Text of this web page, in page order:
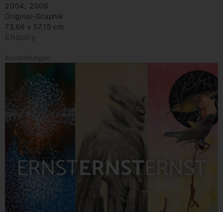
2004, 2006
Original-Graphik
73,66 x 57,15 cm
Enquiry
Ausstellungen